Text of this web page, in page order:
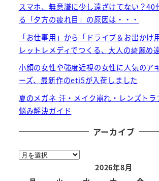
スマホ、無意識に少し遠ざけてない？40
る「夕方の疲れ目」の原因は・・・
「お仕事用」から「ドライブ＆お出か
レットレメディでつくる、大人の綺麗め
小顔の女性や強度近視の女性に人気のア
ーズ、最新作のeti5が入荷しました
夏のメガネ 汗・メイク崩れ・レンズトラ
悩み解決ガイド
アーカイブ
ア
2026年8月